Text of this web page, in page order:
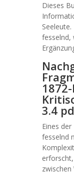
Dieses
fesselnd,
3.4
Eines
fesselnd